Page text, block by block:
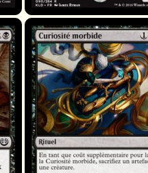
Curiosité morbide